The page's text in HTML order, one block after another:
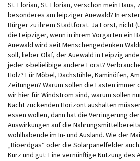
St. Florian, St. Florian, verschon mein Haus,
besonderes am leipziger Auewald? In
Bürger zu ihrem Stadtforst. Ja Forst, nicht
die Leipziger, wenn in ihrem Vorgarten ein
Auewald wird seit Menschengedenken
soll, lieber Olaf, der Auewald in Leipzig
jeder x-belielibige andere Forst?
Holz? Für Möbel, Dachstühle, Kaminöfen,
Zeitungen? Warum sollen die Lasten immer
wir hier für Windstrom sind, warum sollen
Nacht zuckenden Horizont aushalten
essen wollen, dann hat die Verringerung
Auswirkungen auf die
wohlhabende im In- und Ausland. Wie der
„Bioerdgas“ oder die Solarpanelfelder auch.
Kurz und gut: Eine vernünftige Nutzung des